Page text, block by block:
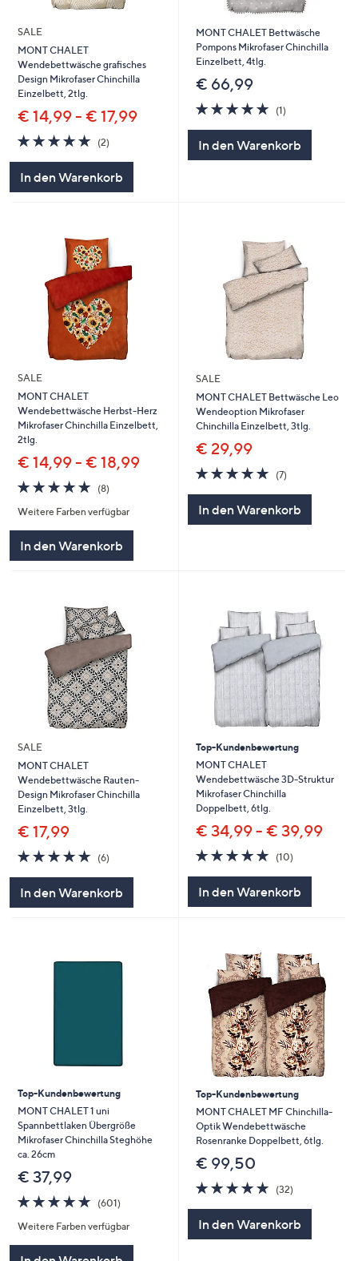
SALE
MONT CHALET
Wendebettwäsche grafisches
Design Mikrofaser Chinchilla
Einzelbett, 2tlg.
€ 14,99 - € 17,99
5.0
von
(2)2
In den Warenkorb
MONT CHALET Bettwäsche
Pompons Mikrofaser Chinchilla
Einzelbett, 4tlg.
€ 66,99
5.0
von
(1)1
In den Warenkorb
SALE
MONT CHALET
Wendebettwäsche Herbst-Herz
Mikrofaser Chinchilla Einzelbett,
2tlg.
€ 14,99 - € 18,99
4.9
von
5
(8)8
Weitere Farben verfügbar
In den Warenkorb
SALE
MONT CHALET Bettwäsche Leo
Wendeoption Mikrofaser
Chinchilla Einzelbett, 3tlg.
€ 29,99
4.9
von
(7)7
In den Warenkorb
SALE
MONT CHALET
Wendebettwäsche Rauten-
Design Mikrofaser Chinchilla
Einzelbett, 3tlg.
€ 17,99
4.8
von
5
(6)
In den Warenkorb
Top-Kundenbewertung
MONT CHALET
Wendebettwäsche 3D-Struktur
Mikrofaser Chinchilla
Doppelbett, 6tlg.
€ 34,99 - € 39,99
4.8
von
(10)10
In den Warenkorb
Top-Kundenbewertung
MONT CHALET 1 uni
Spannbettlaken Übergröße
Mikrofaser Chinchilla Steghöhe
ca. 26cm
€ 37,99
4.8
von
5
(601)
Weitere Farben verfügbar
Top-Kundenbewertung
MONT CHALET MF Chinchilla-
Optik Wendebettwäsche
Rosenranke Doppelbett, 6tlg.
€ 99,50
4.8
von
5
(32)
In den Warenkorb